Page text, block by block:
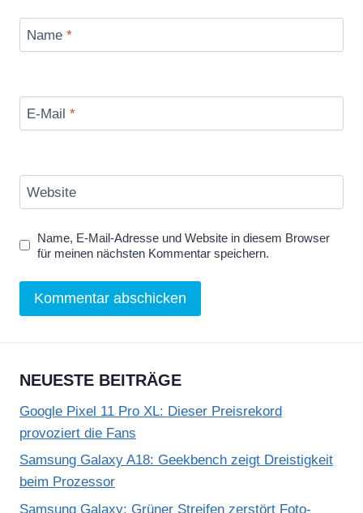
Name *
E-Mail *
Website
Name, E-Mail-Adresse und Website in diesem Browser
für meinen nächsten Kommentar speichern.
NEUESTE BEITRÄGE
Google Pixel 11 Pro XL: Dieser Preisrekord
provoziert die Fans
Samsung Galaxy A18: Geekbench zeigt Dreistigkeit
beim Prozessor
Samsung Galaxy: Grüner Streifen zerstört Foto-